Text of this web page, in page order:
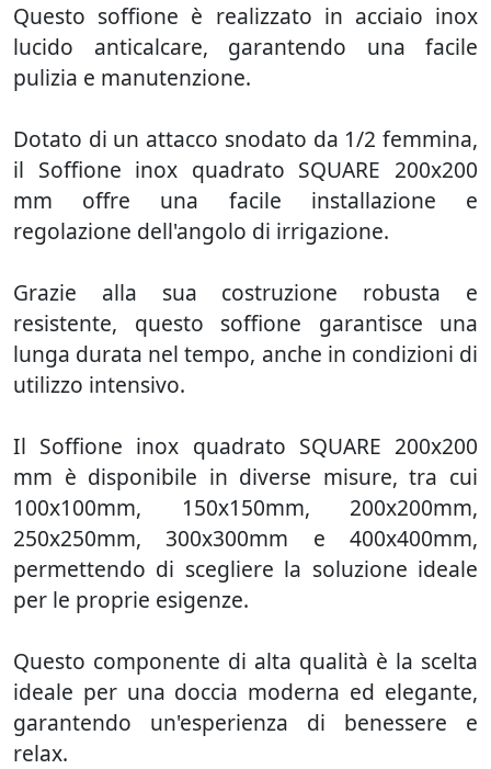
Questo soffione è realizzato in acciaio inox
lucido anticalcare, garantendo una facile
pulizia e manutenzione.
Dotato di un attacco snodato da 1/2 femmina,
il Soffione inox quadrato SQUARE 200x200
mm offre una facile installazione e
regolazione dell'angolo di irrigazione.
Grazie alla sua costruzione robusta e
resistente, questo soffione garantisce una
lunga durata nel tempo, anche in condizioni di
utilizzo intensivo.
Il Soffione inox quadrato SQUARE 200x200
mm è disponibile in diverse misure, tra cui
100x100mm, 150x150mm, 200x200mm,
250x250mm, 300x300mm e 400x400mm,
permettendo di scegliere la soluzione ideale
per le proprie esigenze.
Questo componente di alta qualità è la scelta
ideale per una doccia moderna ed elegante,
garantendo un'esperienza di benessere e
relax.